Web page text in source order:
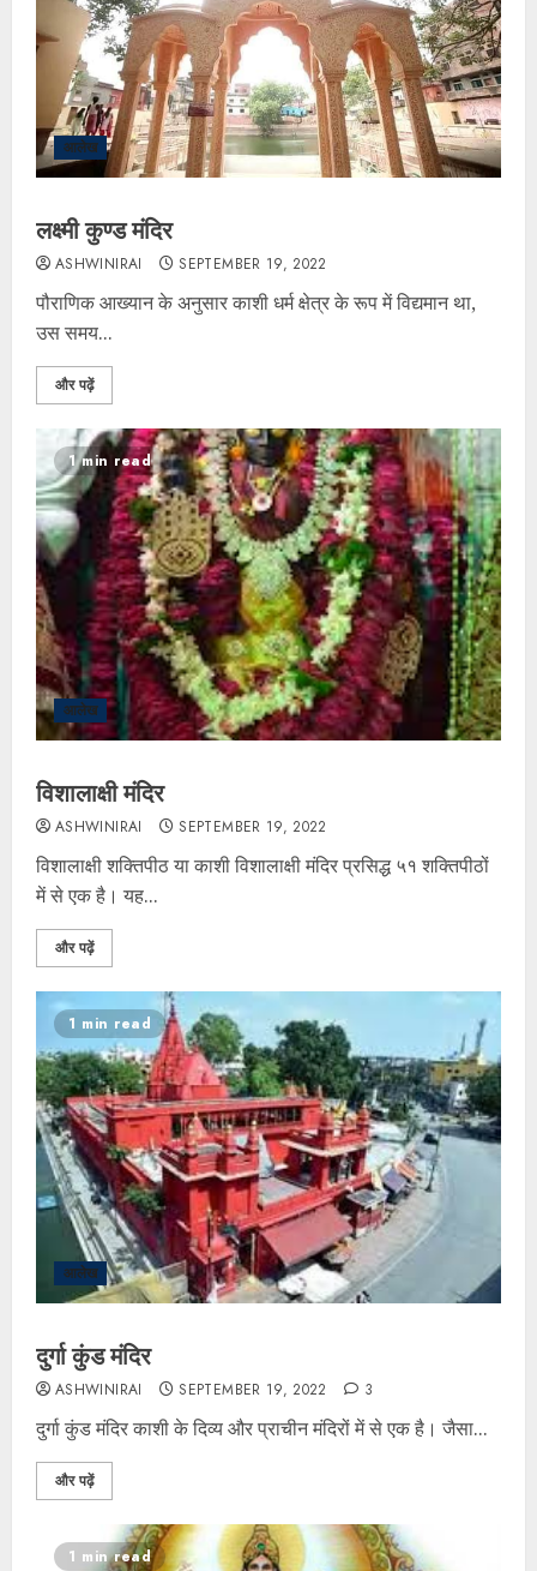
आलेख
लक्ष्मी कुण्ड मंदिर
ASHWINIRAI SEPTEMBER 19, 2022
पौराणिक आख्यान के अनुसार काशी धर्म क्षेत्र के रूप में विद्यमान था,
उस समय...
और पढ़ें
1 min read
आलेख
विशालाक्षी मंदिर
ASHWINIRAI SEPTEMBER 19, 2022
विशालाक्षी शक्तिपीठ या काशी विशालाक्षी मंदिर प्रसिद्ध ५१ शक्तिपीठों
में से एक है। यह...
और पढ़ें
1 min read
आलेख
दुर्गा कुंड मंदिर
ASHWINIRAI SEPTEMBER 19, 2022 3
दुर्गा कुंड मंदिर काशी के दिव्य और प्राचीन मंदिरों में से एक है। जैसा...
और पढ़ें
1 min read